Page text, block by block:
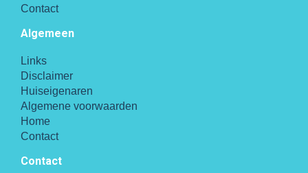
Contact
Algemeen
Links
Disclaimer
Huiseigenaren
Algemene voorwaarden
Home
Contact
Contact